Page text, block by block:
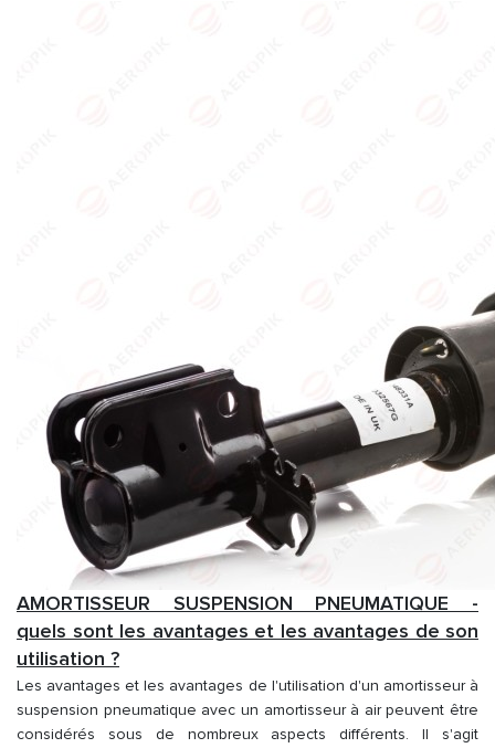
AMORTISSEUR SUSPENSION PNEUMATIQUE -
quels sont les avantages et les avantages de son
utilisation ?
Les avantages et les avantages de l'utilisation d'un amortisseur à
suspension pneumatique avec un amortisseur à air peuvent être
considérés sous de nombreux aspects différents. Il s'agit